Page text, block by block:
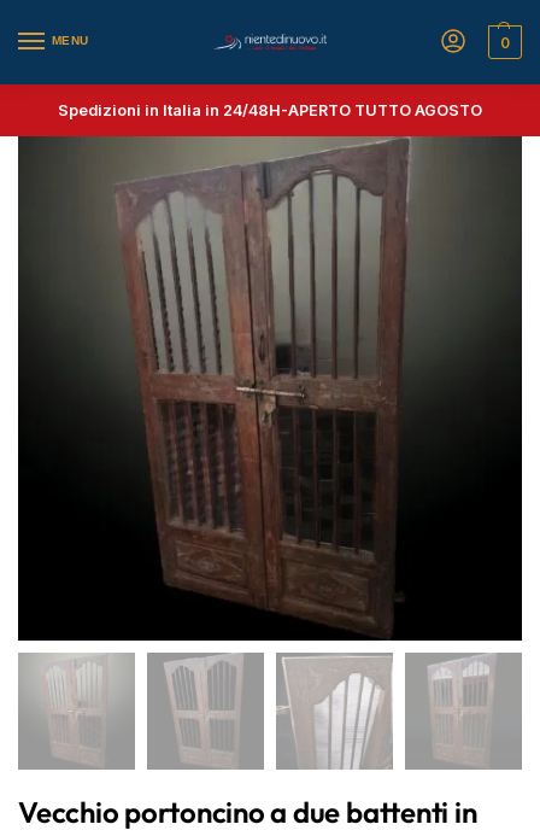
MENU 0
Spedizioni in Italia in 24/48H-APERTO TUTTO AGOSTO
Vecchio portoncino a due battenti in